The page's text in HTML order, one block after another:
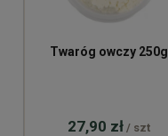
Twaróg owczy 250g
27,90 zł / szt